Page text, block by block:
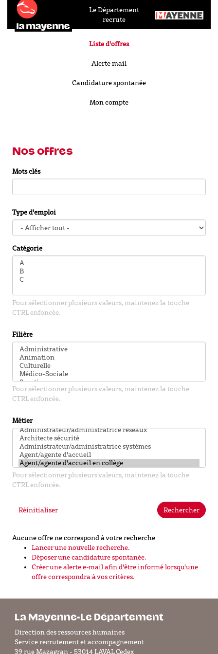
Le Département
recrute
Liste d'offres
Alerte mail
Candidature spontanée
Mon compte
Nos offres
Mots clés
Type d'emploi
Catégorie
Pour sélectionner plusieurs valeurs, maintenez la touche
CTRL enfoncée.
Filière
Pour sélectionner plusieurs valeurs, maintenez la touche
CTRL enfoncée.
Métier
Pour sélectionner plusieurs valeurs, maintenez la touche
CTRL enfoncée.
Rechercher
Réinitialiser
Aucune offre ne correspond à votre recherche
Lancer une nouvelle recherche.
Déposer une candidature spontanée.
Créer une alerte e-mail afin d'être informé lorsqu'une
offre correspondra à vos critères.
La Mayenne-Le Département
Direction des ressources humaines
Service recrutement et accompagnement
39 rue Mazagran - 53014 LAVAL Cedex